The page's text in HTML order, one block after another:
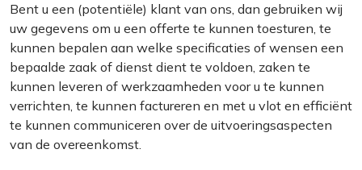
Bent u een (potentiële) klant van ons, dan gebruiken wij
uw gegevens om u een offerte te kunnen toesturen, te
kunnen bepalen aan welke specificaties of wensen een
bepaalde zaak of dienst dient te voldoen, zaken te
kunnen leveren of werkzaamheden voor u te kunnen
verrichten, te kunnen factureren en met u vlot en efficiënt
te kunnen communiceren over de uitvoeringsaspecten
van de overeenkomst.